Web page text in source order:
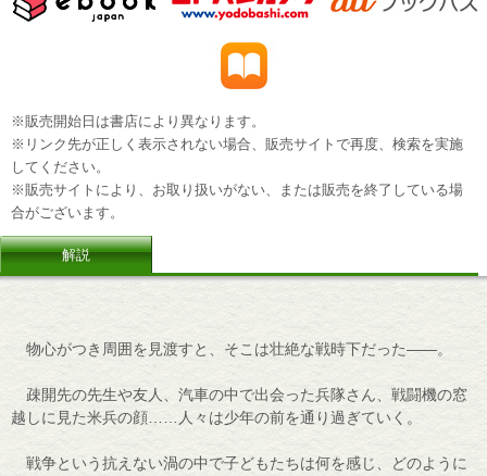
※販売開始日は書店により異なります。
※リンク先が正しく表示されない場合、販売サイトで再度、検索を実施
してください。
※販売サイトにより、お取り扱いがない、または販売を終了している場
合がございます。
解説
物心がつき周囲を見渡すと、そこは壮絶な戦時下だった――。
疎開先の先生や友人、汽車の中で出会った兵隊さん、戦闘機の窓
越しに見た米兵の顔……人々は少年の前を通り過ぎていく。
戦争という抗えない渦の中で子どもたちは何を感じ、どのように